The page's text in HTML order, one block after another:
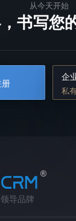
从今天开始
书写您
册
企
私
导品牌